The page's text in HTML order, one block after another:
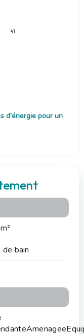
41
d'énergie pour un
bain